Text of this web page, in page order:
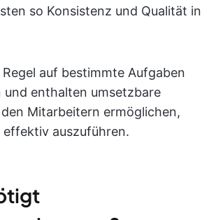
so Konsistenz und Qualität in
auf bestimmte Aufgaben
und enthalten umsetzbare
Mitarbeitern ermöglichen,
effektiv auszuführen.